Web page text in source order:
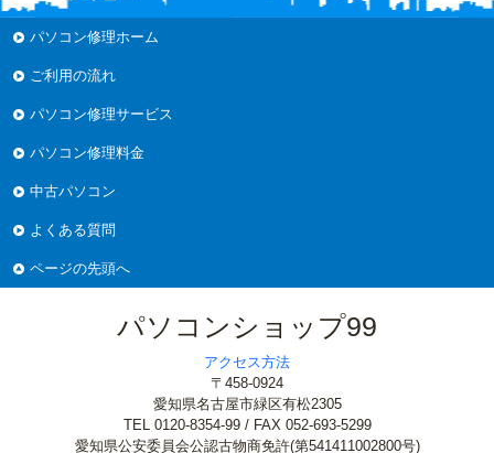
パソコン修理ホーム
ご利用の流れ
パソコン修理サービス
パソコン修理料金
中古パソコン
よくある質問
ページの先頭へ
パソコンショップ99
アクセス方法
〒458-0924
愛知県名古屋市緑区有松2305
TEL 0120-8354-99 / FAX 052-693-5299
愛知県公安委員会公認古物商免許(第541411002800号)